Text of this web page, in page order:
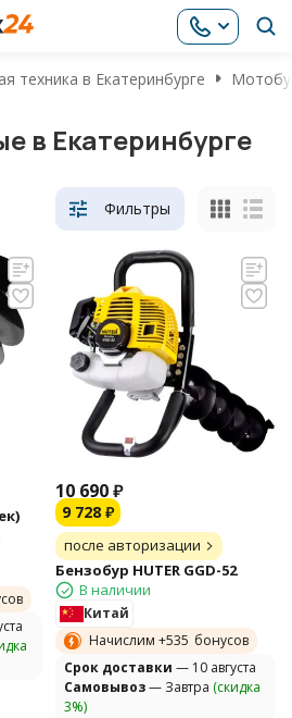
техника в Екатеринбурге
в Екатеринбурге
Фильтры
10 690₽
9 728 ₽
после авторизации
Бензобур HUTER GGD-52
В наличии
Китай
Начислим +535 бонусов
Cрок доставки — 10 августа
Самовывоз— Завтра (скидка
3%)